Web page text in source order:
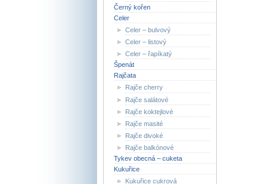
Černý kořen
Celer
Celer – bulvový
Celer – listový
Celer – řapíkatý
Špenát
Rajčata
Rajče cherry
Rajče salátové
Rajče koktejlové
Rajče masité
Rajče divoké
Rajče balkónové
Tykev obecná – cuketa
Kukuřice
Kukuřice cukrová